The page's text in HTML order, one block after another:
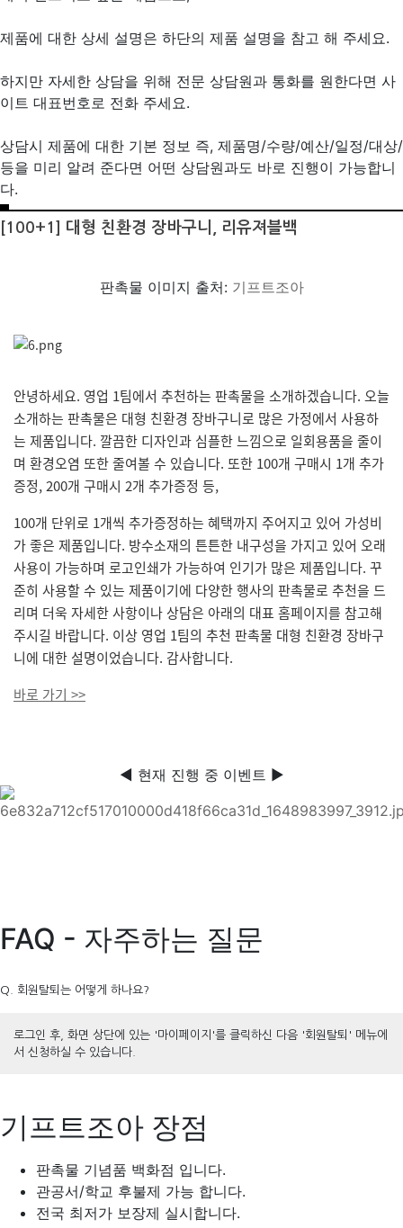
제품에 대한 상세 설명은 하단의 제품 설명을 참고 해 주세요.
하지만 자세한 상담을 위해 전문 상담원과 통화를 원한다면 사
이트 대표번호로 전화 주세요.
상담시 제품에 대한 기본 정보 즉, 제품명/수량/예산/일정/대상/
등을 미리 알려 준다면 어떤 상담원과도 바로 진행이 가능합니
다.
[100+1] 대형 친환경 장바구니, 리유져블백
판촉물 이미지 출처: 기프트조아
안녕하세요. 영업 1팀에서 추천하는 판촉물을 소개하겠습니다. 오늘
소개하는 판촉물은 대형 친환경 장바구니로 많은 가정에서 사용하
는 제품입니다. 깔끔한 디자인과 심플한 느낌으로 일회용품을 줄이
며 환경오염 또한 줄여볼 수 있습니다. 또한 100개 구매시 1개 추가
증정, 200개 구매시 2개 추가증정 등,
100개 단위로 1개씩 추가증정하는 혜택까지 주어지고 있어 가성비
가 좋은 제품입니다. 방수소재의 튼튼한 내구성을 가지고 있어 오래
사용이 가능하며 로고인쇄가 가능하여 인기가 많은 제품입니다. 꾸
준히 사용할 수 있는 제품이기에 다양한 행사의 판촉물로 추천을 드
리며 더욱 자세한 사항이나 상담은 아래의 대표 홈페이지를 참고해
주시길 바랍니다. 이상 영업 1팀의 추천 판촉물 대형 친환경 장바구
니에 대한 설명이었습니다. 감사합니다.
바로 가기 >>
◀ 현재 진행 중 이벤트 ▶
FAQ - 자주하는 질문
Q. 회원탈퇴는 어떻게 하나요?
로그인 후, 화면 상단에 있는 '마이페이지'를 클릭하신 다음 '회원탈퇴' 메뉴에
서 신청하실 수 있습니다.
기프트조아 장점
판촉물 기념품 백화점 입니다.
관공서/학교 후불제 가능 합니다.
전국 최저가 보장제 실시합니다.